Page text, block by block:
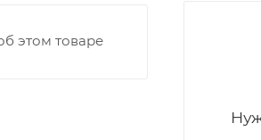
этом товаре